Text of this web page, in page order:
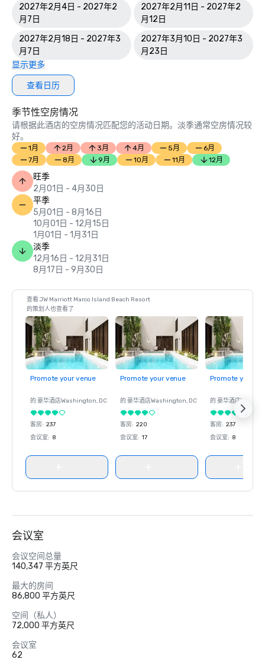
CONDE NAST | “美国最佳岛屿：
2021 年读者选择奖。”
智能会议 | 2021 年智能会议白金选择奖得主
SAFEWISE | 马可岛在 “2021 年佛罗里达州 50 个最安全的城
市” 中排名第 #1 位。
2027年2月4日 - 2027年2
月7日
2027年2月11日 - 2027年2
月12日
2027年2月18日 - 2027年3
月7日
2027年3月10日 - 2027年3
月23日
显示更多
查看日历
季节性空房情况
请根据此酒店的空房情况匹配您的活动日期。淡季通常空房情况较
好。
1月 2月 3月 4月 5月
6月
7月
8月 9月 10月 11月 12月
旺季
2月01日 - 4月30日
平季
5月01日 - 8月16日
10月01日 - 12月15日
1月01日 - 1月31日
淡季
12月16日 - 12月31日
8月17日 - 9月30日
查看 JW Marriott Marco Island Beach Resort
的策划人也查看了
Promote your venue
的 豪华酒店Washington, DC
客房: 237
会议室: 8
Promote your venue
的 豪华酒店Washington, DC
客房: 220
会议室: 17
Promote your
的 豪华酒店
客房: 237
会议室: 8
会议室
会议空间总量
140,347 平方英尺
最大的房间
86,800 平方英尺
空间（私人）
72,000 平方英尺
会议室
62